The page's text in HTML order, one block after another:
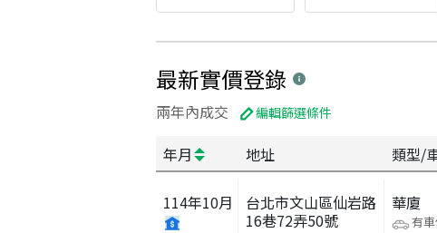
最新實價登錄
兩年內成交 編輯篩選條件
年月 地址 類型/
114年10月
台北市文山區仙岩路
16巷72弄50號
華廈
有